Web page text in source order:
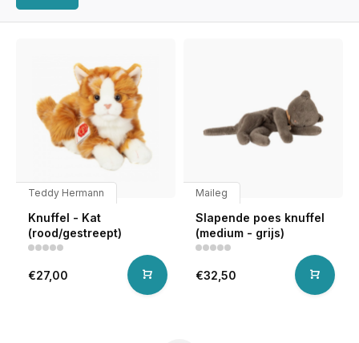
Teddy Hermann
Knuffel - Kat
(rood/gestreept)
€27,00
Maileg
Slapende poes knuffel
(medium - grijs)
€32,50